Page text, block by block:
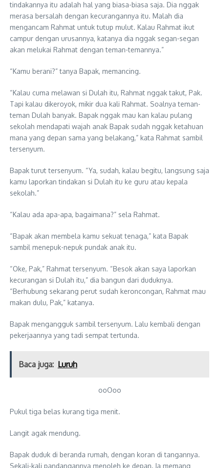
tindakannya itu adalah hal yang biasa-biasa saja. Dia nggak
merasa bersalah dengan kecurangannya itu. Malah dia
mengancam Rahmat untuk tutup mulut. Kalau Rahmat ikut
campur dengan urusannya, katanya dia nggak segan-segan
akan melukai Rahmat dengan teman-temannya.”
“Kamu berani?” tanya Bapak, memancing.
“Kalau cuma melawan si Dulah itu, Rahmat nggak takut, Pak.
Tapi kalau dikeroyok, mikir dua kali Rahmat. Soalnya teman-
teman Dulah banyak. Bapak nggak mau kan kalau pulang
sekolah mendapati wajah anak Bapak sudah nggak ketahuan
mana yang depan sama yang belakang,” kata Rahmat sambil
tersenyum.
Bapak turut tersenyum. “Ya, sudah, kalau begitu, langsung saja
kamu laporkan tindakan si Dulah itu ke guru atau kepala
sekolah.”
“Kalau ada apa-apa, bagaimana?” sela Rahmat.
“Bapak akan membela kamu sekuat tenaga,” kata Bapak
sambil menepuk-nepuk pundak anak itu.
“Oke, Pak,” Rahmat tersenyum. “Besok akan saya laporkan
kecurangan si Dulah itu,” dia bangun dari duduknya.
“Berhubung sekarang perut sudah keroncongan, Rahmat mau
makan dulu, Pak,” katanya.
Bapak mengangguk sambil tersenyum. Lalu kembali dengan
pekerjaannya yang tadi sempat tertunda.
Baca juga: Luruh
ooOoo
Pukul tiga belas kurang tiga menit.
Langit agak mendung.
Bapak duduk di beranda rumah, dengan koran di tangannya.
Sekali-kali pandangannya menoleh ke depan. Ia memang